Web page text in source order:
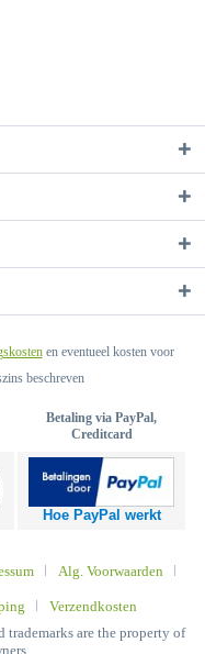
en eventueel kosten voor
beschreven
Betaling via PayPal,
Creditcard
Hoe PayPal werkt
Alg. Voorwaarden
Verzendkosten
are the property of